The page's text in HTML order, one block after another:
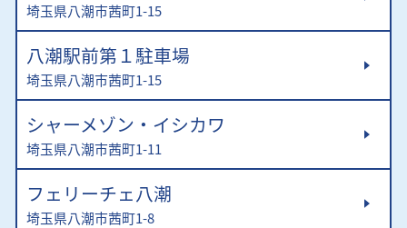
埼玉県八潮市茜町1-15
八潮駅前第１駐車場
埼玉県八潮市茜町1-15
シャーメゾン・イシカワ
埼玉県八潮市茜町1-11
フェリーチェ八潮
埼玉県八潮市茜町1-8